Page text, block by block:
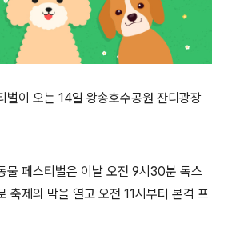
벌이 오는 14일 왕송호수공원 잔디광장
물 페스티벌은 이날 오전 9시 30분 독스
축제의 막을 열고 오전 11시부터 본격 프